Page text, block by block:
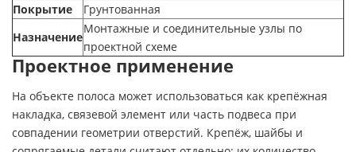
Покрытие
Грунтованная
Назначение
Монтажные и соединительные узлы по
проектной схеме
Проектное применение
На объекте полоса может использоваться как крепёжная
накладка, связевой элемент или часть подвеса при
совпадении геометрии отверстий. Крепёж, шайбы и